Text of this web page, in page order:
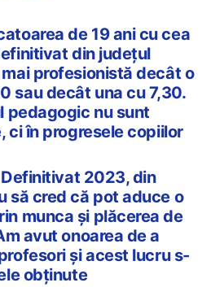
de 19 ani cu cea
din județul
profesionistă decât o
sau decât una cu 7,30.
pedagogic nu sunt
ci în progresele copiilor
2023, din
să cred că pot aduce o
munca și plăcerea de
avut onoarea de a
și acest lucru s-
obținute